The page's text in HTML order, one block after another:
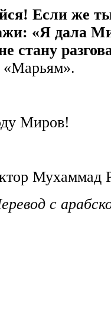
Если же
«Я дала
стану
«Марьям».
Миров!
Мухаммад
с